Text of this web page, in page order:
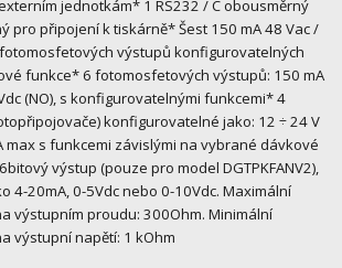
jednotkám* 1 RS232 / C obousměrný
pro připojení k tiskárně* Šest 150 mA 48 Vac /
fotomosfetových výstupů konfigurovatelných
funkce* 6 fotomosfetových výstupů: 150 mA
(NO), s konfigurovatelnými funkcemi* 4
konfigurovatelné jako: 12 ÷ 24 V
max s funkcemi závislými na vybrané dávkové
výstup (pouze pro model DGTPKFANV2),
4-20mA, 0-5Vdc nebo 0-10Vdc. Maximální
výstupním proudu: 300Ohm. Minimální
výstupní napětí: 1 kOhm